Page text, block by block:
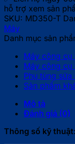
thắng
xe
máy
MD350-
số
lượng
hỗ trợ xem sản
SKU: MD350-T
Máy
Danh mục sản
Máy công cụ
Máy công cụ
Phụ tùng
Sản phẩm
Mô tả
Đánh giá (0)
Thông số kỹ thuật: